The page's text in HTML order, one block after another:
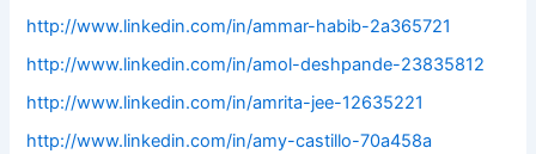
http://www.linkedin.com/in/ammar-habib-2a365721
http://www.linkedin.com/in/amol-deshpande-23835812
http://www.linkedin.com/in/amrita-jee-12635221
http://www.linkedin.com/in/amy-castillo-70a458a